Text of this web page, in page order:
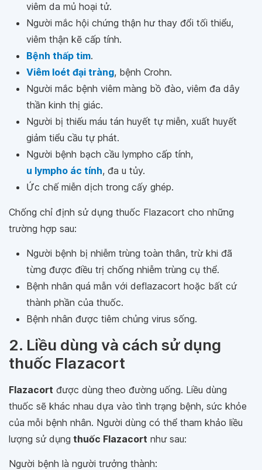
viêm da mủ hoại tử.
Người mắc hội chứng thận hư thay đổi tối thiểu,
viêm thận kẽ cấp tính.
Bệnh thấp tim.
Viêm loét đại tràng, bệnh Crohn.
Người mắc bệnh viêm màng bồ đào, viêm đa dây
thần kinh thị giác.
Người bị thiếu máu tán huyết tự miễn, xuất huyết
giảm tiểu cầu tự phát.
Người bệnh bạch cầu lympho cấp tính,
u lympho ác tính, đa u tủy.
Ức chế miễn dịch trong cấy ghép.
Chống chỉ định sử dụng thuốc Flazacort cho những
trường hợp sau:
Người bệnh bị nhiễm trùng toàn thân, trừ khi đã
từng được điều trị chống nhiễm trùng cụ thể.
Bệnh nhân quá mẫn với deflazacort hoặc bất cứ
thành phần của thuốc.
Bệnh nhân được tiêm chủng virus sống.
2. Liều dùng và cách sử dụng
thuốc Flazacort
Flazacort được dùng theo đường uống. Liều dùng
thuốc sẽ khác nhau dựa vào tình trạng bệnh, sức khỏe
của mỗi bệnh nhân. Người dùng có thể tham khảo liều
lượng sử dụng thuốc Flazacort như sau:
Người bệnh là người trưởng thành: